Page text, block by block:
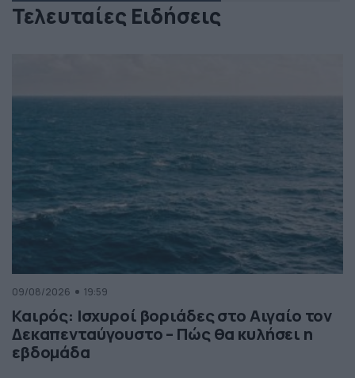
Τελευταίες Ειδήσεις
09/08/2026 19:59
Καιρός: Ισχυροί βοριάδες στο Αιγαίο τον
Δεκαπενταύγουστο – Πώς θα κυλήσει η
εβδομάδα